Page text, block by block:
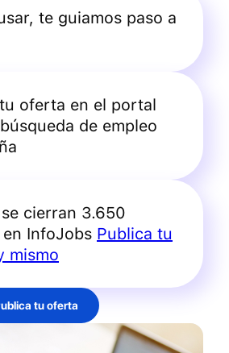
te guiamos paso a
oferta en el portal
de empleo
cierran 3.650
InfoJobs Publica tu
mismo
tu oferta